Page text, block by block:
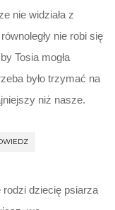
nie widziała z
nie robi się
Tosia mogła
było trzymać na
niż nasze.
rodzi dziecię psiarza